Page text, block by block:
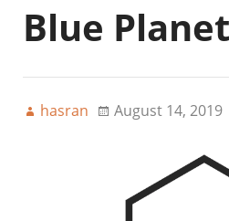
Blue Planet
hasran August 14, 2019